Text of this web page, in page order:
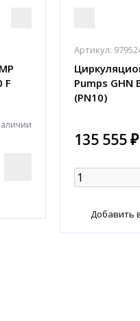
F
Артикул:
Pumps GHN
(PN10)
135 555 ₽
Добавить